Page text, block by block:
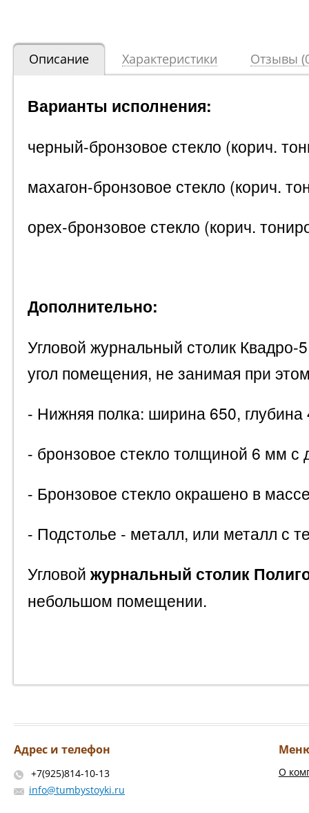
Описание Характеристики Отзывы
Варианты исполнения:
черный-бронзовое стекло (корич.
махагон-бронзовое стекло (корич.
орех-бронзовое стекло (корич.
Дополнительно:
Угловой журнальный столик Квадро-
угол помещения, не занимая при
- Нижняя полка: ширина 650,
- бронзовое стекло толщиной 6 мм с
- Бронзовое стекло окрашено в
- Подстолье - металл, или металл с
Угловой журнальный столик
небольшом помещении.
Адрес и телефон
+7(925)814-10-13
info@tumbystoyki.ru
О